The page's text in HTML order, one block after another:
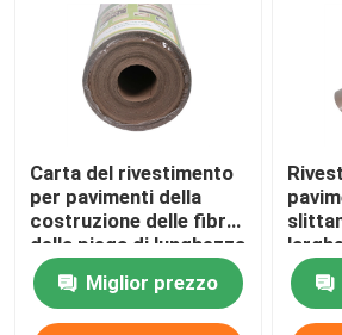
Carta del rivestimento
per pavimenti della
costruzione delle fibre
della piega di lunghezza
22m di spessore
0.13mmMiglior prezzo
di